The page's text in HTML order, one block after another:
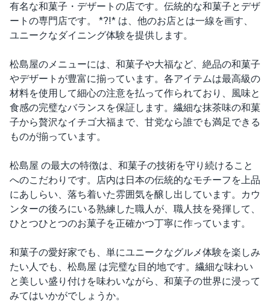
有名な和菓子・デザートの店です。伝統的な和菓子とデザ
ートの専門店です。 *?!* は、他のお店とは一線を画す、
ユニークなダイニング体験を提供します。
松島屋のメニューには、和菓子や大福など、絶品の和菓子
やデザートが豊富に揃っています。各アイテムは最高級の
材料を使用して細心の注意を払って作られており、風味と
食感の完璧なバランスを保証します。繊細な抹茶味の和菓
子から贅沢なイチゴ大福まで、甘党なら誰でも満足できる
ものが揃っています。
松島屋 の最大の特徴は、和菓子の技術を守り続けること
へのこだわりです。店内は日本の伝統的なモチーフを上品
にあしらい、落ち着いた雰囲気を醸し出しています。カウ
ンターの後ろにいる熟練した職人が、職人技を発揮して、
ひとつひとつのお菓子を正確かつ丁寧に作っています。
和菓子の愛好家でも、単にユニークなグルメ体験を楽しみ
たい人でも、松島屋 は完璧な目的地です。繊細な味わい
と美しい盛り付けを味わいながら、和菓子の世界に浸って
みてはいかがでしょうか。